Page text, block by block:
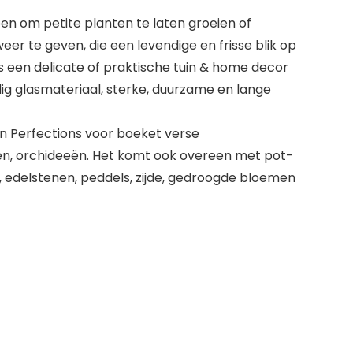
om petite planten te laten groeien of
te geven, die een levendige en frisse blik op
een delicate of praktische tuin & home decor
glasmateriaal, sterke, duurzame en lange
​​Perfections voor boeket verse
orchideeën. Het komt ook overeen met pot-
peddels, zijde, gedroogde bloemen